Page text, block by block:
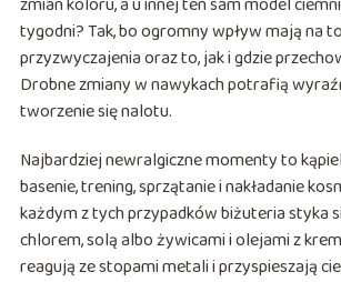
tygodni? Tak, bo ogromny wpływ mają na
przyzwyczajenia oraz to, jak i gdzie
Drobne zmiany w nawykach potrafią
tworzenie się nalotu.
Najbardziej newralgiczne momenty to
basenie, trening, sprzątanie i nakładanie
każdym z tych przypadków biżuteria styka
chlorem, solą albo żywicami i olejami z
reagują ze stopami metali i przyspieszają